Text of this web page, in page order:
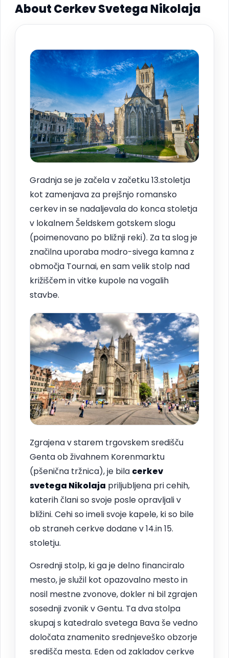
About Cerkev Svetega Nikolaja
Gradnja se je začela v začetku 13.stoletja
kot zamenjava za prejšnjo romansko
cerkev in se nadaljevala do konca stoletja
v lokalnem Šeldskem gotskem slogu
(poimenovano po bližnji reki). Za ta slog je
značilna uporaba modro-sivega kamna z
območja Tournai, en sam velik stolp nad
križiščem in vitke kupole na vogalih
stavbe.
Zgrajena v starem trgovskem središču
Genta ob živahnem Korenmarktu
(pšenična tržnica), je bila cerkev
svetega Nikolaja priljubljena pri cehih,
katerih člani so svoje posle opravljali v
bližini. Cehi so imeli svoje kapele, ki so bile
ob straneh cerkve dodane v 14.in 15.
stoletju.
Osrednji stolp, ki ga je delno financiralo
mesto, je služil kot opazovalno mesto in
nosil mestne zvonove, dokler ni bil zgrajen
sosednji zvonik v Gentu. Ta dva stolpa
skupaj s katedralo svetega Bava še vedno
določata znamenito srednjeveško obzorje
središča mesta. Eden od zakladov cerkve